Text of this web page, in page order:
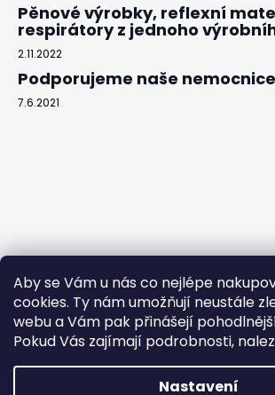
Aby se Vám u nás co nejlépe
cookies. Ty nám umožňují neustále
webu a Vám pak přinášejí
Pokud Vás zajímají podrobnosti,
Nastavení
Pěnové výrobky, reflexní
respirátory z jednoho
2.11.2022
Podporujeme naše
7.6.2021